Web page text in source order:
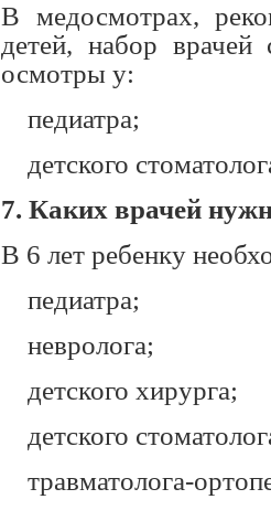
В медосмотрах,
детей, набор врачей
осмотры у:
педиатра;
детского
7. Каких врачей
В 6 лет ребенку
педиатра;
невролога;
детского хирурга;
детского
травматолога-